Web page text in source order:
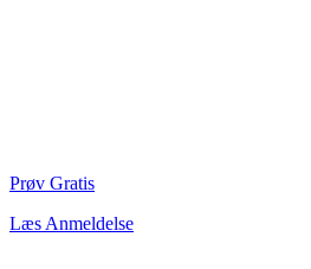
Prøv Gratis
Læs Anmeldelse